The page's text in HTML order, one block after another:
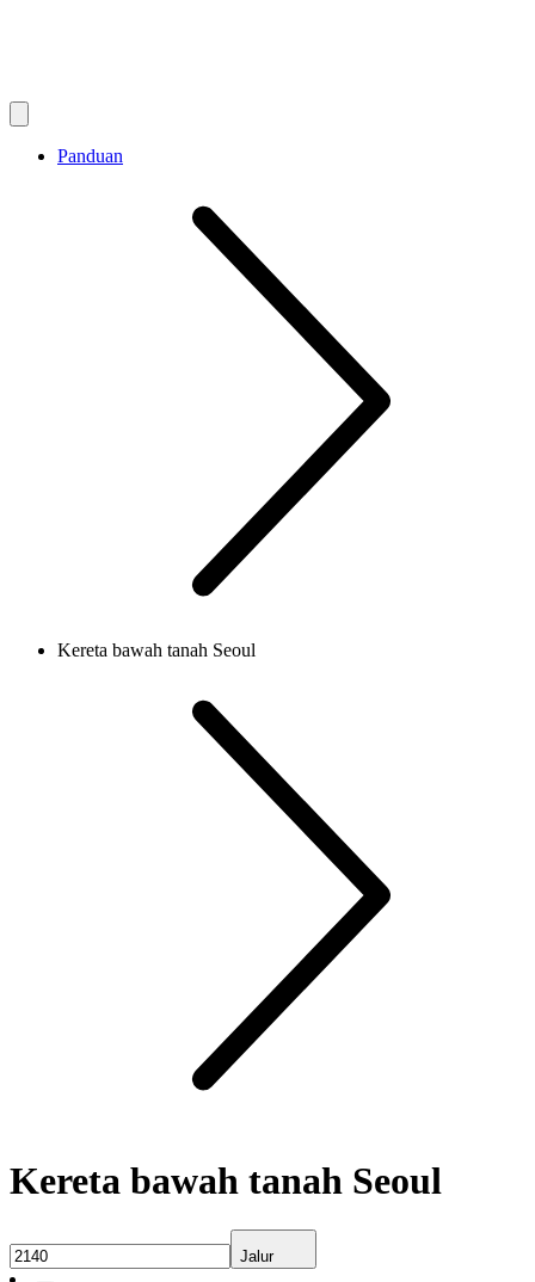
Panduan
Kereta bawah tanah Seoul
Kereta bawah tanah Seoul
Jalur